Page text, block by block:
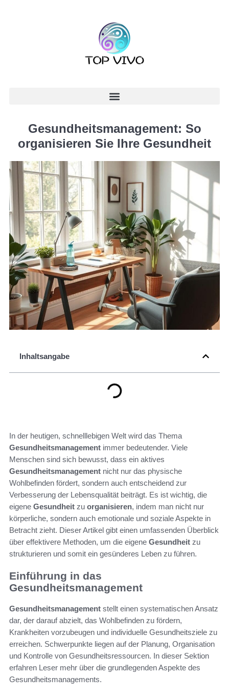
Gesundheitsmanagement: So
organisieren Sie Ihre Gesundheit
Inhaltsangabe
In der heutigen, schnelllebigen Welt wird das Thema
Gesundheitsmanagement immer bedeutender. Viele
Menschen sind sich bewusst, dass ein aktives
Gesundheitsmanagement nicht nur das physische
Wohlbefinden fördert, sondern auch entscheidend zur
Verbesserung der Lebensqualität beiträgt. Es ist wichtig, die
eigene Gesundheit zu organisieren, indem man nicht nur
körperliche, sondern auch emotionale und soziale Aspekte in
Betracht zieht. Dieser Artikel gibt einen umfassenden Überblick
über effektivere Methoden, um die eigene Gesundheit zu
strukturieren und somit ein gesünderes Leben zu führen.
Einführung in das
Gesundheitsmanagement
Gesundheitsmanagement stellt einen systematischen Ansatz
dar, der darauf abzielt, das Wohlbefinden zu fördern,
Krankheiten vorzubeugen und individuelle Gesundheitsziele zu
erreichen. Schwerpunkte liegen auf der Planung, Organisation
und Kontrolle von Gesundheitsressourcen. In dieser Sektion
erfahren Leser mehr über die grundlegenden Aspekte des
Gesundheitsmanagements.